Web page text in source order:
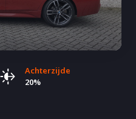
Achterzijde
20%